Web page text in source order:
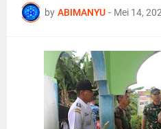
by ABIMANYU - Mei 14,